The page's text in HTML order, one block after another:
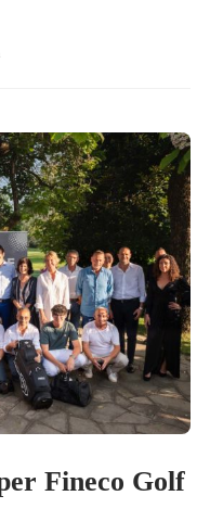
Fineco Golf